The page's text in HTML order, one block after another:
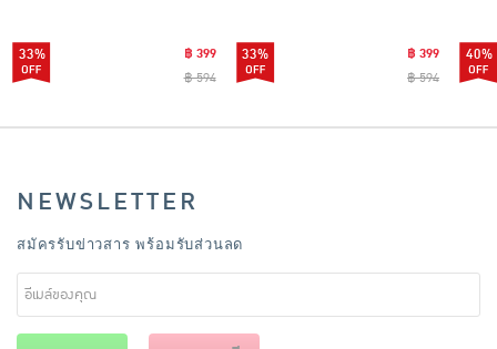
33%
฿ 399
฿ 594
33%
฿ 399
฿ 594
40%
NEWSLETTER
สมัครรับข่าวสาร พร้อมรับส่วนลด